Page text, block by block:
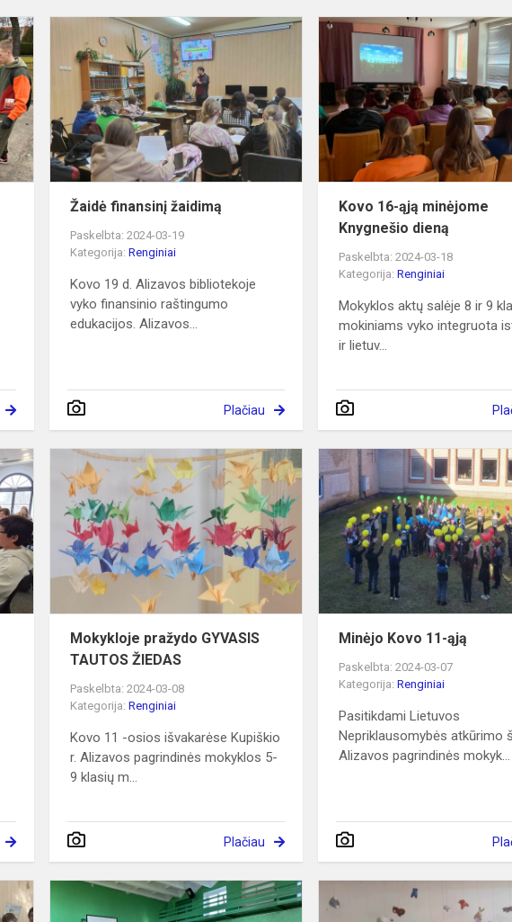
Konkrečiais
darbais
paminėjo
Žemės
dieną
Žaidė
finansinį
žaidimą
Žaidė finansinį žaidimą
Paskelbta: 2024-03-19
Kategorija:Renginiai
Kovo 19 d. Alizavos bibliotekoje
vyko finansinio raštingumo
edukacijos. Alizavos...
Plačiau
Kovo 16-ąją minėjome
Knygnešio dieną
Paskelbta: 2024-03-18
Kategorija:Renginiai
Mokyklos aktų salėje 8 ir 9
mokiniams vyko integruota
ir lietuv...
Lietuvių
kalbos
labirintais
Mokykloje
pražydo
GYVASIS
TAUTOS
ŽIEDAS
Mokykloje pražydo GYVASIS
TAUTOS ŽIEDAS
Paskelbta: 2024-03-08
Kategorija:Renginiai
Kovo 11 -osios išvakarėse Kupiškio
r. Alizavos pagrindinės mokyklos 5-
9 klasių m...
Plačiau
Minėjo Kovo 11-ąją
Paskelbta: 2024-03-07
Kategorija:Renginiai
Pasitikdami Lietuvos
Nepriklausomybės atkūrimo
Alizavos pagrindinės mokyk...
Skaitymo
šventė
Tarpmokyklinės
futbolo